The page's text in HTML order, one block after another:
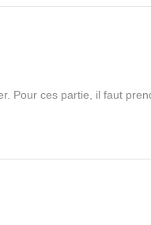
Pour ces partie, il faut